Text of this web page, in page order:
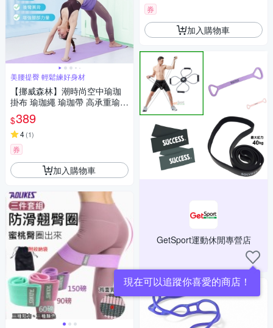
美腰提臀 輕鬆練好身材
【挪威森林】潮時尚空中瑜珈
掛布 瑜珈繩 瑜珈帶 高承重瑜珈
輔助吊帶-素色(瑜珈吊床 彈力
瑜珈布 拉力繩)
$389
4(1)
券
加入購物車
券
加入購物車
GetSport運動休閒專營店
現在可以追蹤你喜愛的商店！